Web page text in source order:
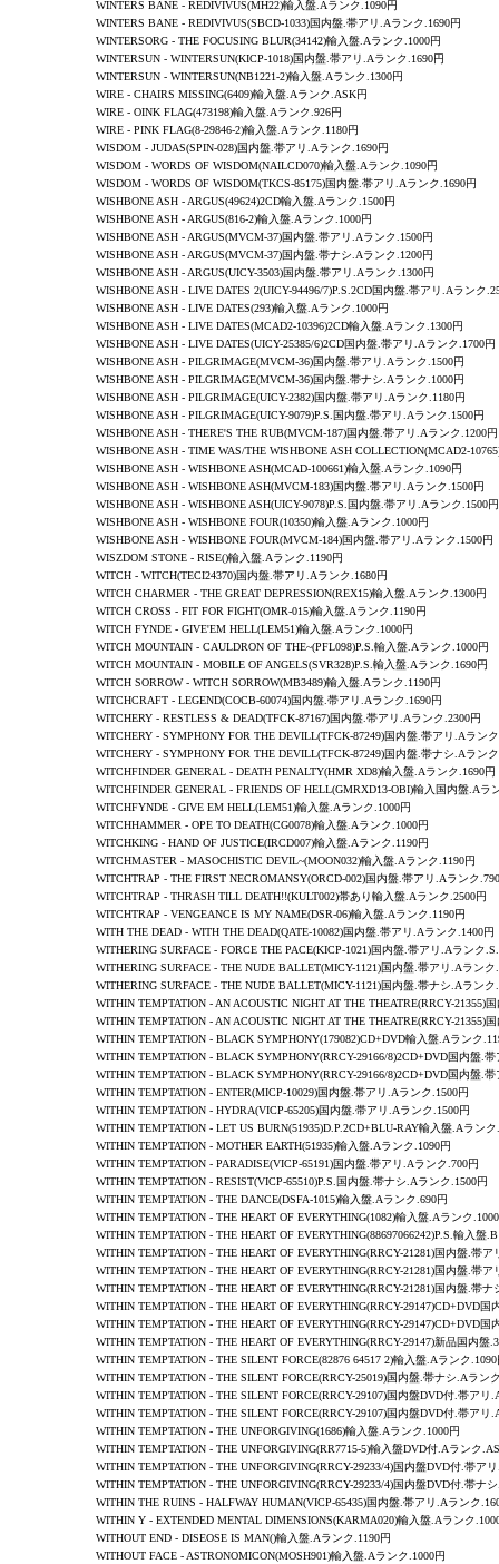
WINTERS BANE - REDIVIVUS(MH22)輸入盤.Aランク.1090円
WINTERS BANE - REDIVIVUS(SBCD-1033)国内盤.帯アリ.Aランク.1690円
WINTERSORG - THE FOCUSING BLUR(34142)輸入盤.Aランク.1000円
WINTERSUN - WINTERSUN(KICP-1018)国内盤.帯アリ.Aランク.1690円
WINTERSUN - WINTERSUN(NB1221-2)輸入盤.Aランク.1300円
WIRE - CHAIRS MISSING(6409)輸入盤.Aランク.ASK円
WIRE - OINK FLAG(473198)輸入盤.Aランク.926円
WIRE - PINK FLAG(8-29846-2)輸入盤.Aランク.1180円
WISDOM - JUDAS(SPIN-028)国内盤.帯アリ.Aランク.1690円
WISDOM - WORDS OF WISDOM(NAILCD070)輸入盤.Aランク.1090円
WISDOM - WORDS OF WISDOM(TKCS-85175)国内盤.帯アリ.Aランク.1690円
WISHBONE ASH - ARGUS(49624)2CD輸入盤.Aランク.1500円
WISHBONE ASH - ARGUS(816-2)輸入盤.Aランク.1000円
WISHBONE ASH - ARGUS(MVCM-37)国内盤.帯アリ.Aランク.1500円
WISHBONE ASH - ARGUS(MVCM-37)国内盤.帯ナシ.Aランク.1200円
WISHBONE ASH - ARGUS(UICY-3503)国内盤.帯アリ.Aランク.1300円
WISHBONE ASH - LIVE DATES 2(UICY-94496/7)P.S.2CD国内盤.帯アリ.Aランク
WISHBONE ASH - LIVE DATES(293)輸入盤.Aランク.1000円
WISHBONE ASH - LIVE DATES(MCAD2-10396)2CD輸入盤.Aランク.1300円
WISHBONE ASH - LIVE DATES(UICY-25385/6)2CD国内盤.帯アリ.Aランク.1700円
WISHBONE ASH - PILGRIMAGE(MVCM-36)国内盤.帯アリ.Aランク.1500円
WISHBONE ASH - PILGRIMAGE(MVCM-36)国内盤.帯ナシ.Aランク.1000円
WISHBONE ASH - PILGRIMAGE(UICY-2382)国内盤.帯アリ.Aランク.1180円
WISHBONE ASH - PILGRIMAGE(UICY-9079)P.S.国内盤.帯アリ.Aランク.1500円
WISHBONE ASH - THERE'S THE RUB(MVCM-187)国内盤.帯アリ.Aランク.1200円
WISHBONE ASH - TIME WAS/THE WISHBONE ASH COLLECTION(MCAD2-
WISHBONE ASH - WISHBONE ASH(MCAD-100661)輸入盤.Aランク.1090円
WISHBONE ASH - WISHBONE ASH(MVCM-183)国内盤.帯アリ.Aランク.1500円
WISHBONE ASH - WISHBONE ASH(UICY-9078)P.S.国内盤.帯アリ.Aランク.1500円
WISHBONE ASH - WISHBONE FOUR(10350)輸入盤.Aランク.1000円
WISHBONE ASH - WISHBONE FOUR(MVCM-184)国内盤.帯アリ.Aランク.1500円
WISZDOM STONE - RISE()輸入盤.Aランク.1190円
WITCH - WITCH(TECI24370)国内盤.帯アリ.Aランク.1680円
WITCH CHARMER - THE GREAT DEPRESSION(REX15)輸入盤.Aランク.1300円
WITCH CROSS - FIT FOR FIGHT(OMR-015)輸入盤.Aランク.1190円
WITCH FYNDE - GIVE'EM HELL(LEM51)輸入盤.Aランク.1000円
WITCH MOUNTAIN - CAULDRON OF THE~(PFL098)P.S.輸入盤.Aランク.1000円
WITCH MOUNTAIN - MOBILE OF ANGELS(SVR328)P.S.輸入盤.Aランク.1690円
WITCH SORROW- WITCH SORROW(MB3489)輸入盤.Aランク.1190円
WITCHCRAFT - LEGEND(COCB-60074)国内盤.帯アリ.Aランク.1690円
WITCHERY - RESTLESS & DEAD(TFCK-87167)国内盤.帯アリ.Aランク.2300円
WITCHERY - SYMPHONY FOR THE DEVILL(TFCK-87249)国内盤.帯アリ.Aラン
WITCHERY - SYMPHONY FOR THE DEVILL(TFCK-87249)国内盤.帯ナシ.Aラン
WITCHFINDER GENERAL - DEATH PENALTY(HMR XD8)輸入盤.Aランク.1690円
WITCHFINDER GENERAL - FRIENDS OF HELL(GMRXD13-OBI)輸入国内盤.Aラ
WITCHFYNDE - GIVE EM HELL(LEM51)輸入盤.Aランク.1000円
WITCHHAMMER - OPE TO DEATH(CG0078)輸入盤.Aランク.1000円
WITCHKING - HAND OF JUSTICE(IRCD007)輸入盤.Aランク.1190円
WITCHMASTER - MASOCHISTIC DEVIL~(MOON032)輸入盤.Aランク.1190円
WITCHTRAP - THE FIRST NECROMANSY(ORCD-002)国内盤.帯アリ.Aランク
WITCHTRAP - THRASH TILL DEATH!!(KULT002)帯あり輸入盤.Aランク.2500円
WITCHTRAP - VENGEANCE IS MY NAME(DSR-06)輸入盤.Aランク.1190円
WITH THE DEAD - WITH THE DEAD(QATE-10082)国内盤.帯アリ.Aランク.1400円
WITHERING SURFACE - FORCE THE PACE(KICP-1021)国内盤.帯アリ.Aランク
WITHERING SURFACE - THE NUDE BALLET(MICY-1121)国内盤.帯アリ.Aランク
WITHERING SURFACE - THE NUDE BALLET(MICY-1121)国内盤.帯ナシ.Aランク
WITHIN TEMPTATION - AN ACOUSTIC NIGHT AT THE THEATRE(RRCY-21355)
WITHIN TEMPTATION - AN ACOUSTIC NIGHT AT THE THEATRE(RRCY-21355)
WITHIN TEMPTATION - BLACK SYMPHONY(179082)CD+DVD輸入盤.Aランク
WITHIN TEMPTATION - BLACK SYMPHONY(RRCY-29166/8)2CD+DVD国内盤.
WITHIN TEMPTATION - BLACK SYMPHONY(RRCY-29166/8)2CD+DVD国内盤.
WITHIN TEMPTATION - ENTER(MICP-10029)国内盤.帯アリ.Aランク.1500円
WITHIN TEMPTATION - HYDRA(VICP-65205)国内盤.帯アリ.Aランク.1500円
WITHIN TEMPTATION - LET US BURN(51935)D.P.2CD+BLU-RAY輸入盤.Aランク
WITHIN TEMPTATION - MOTHER EARTH(51935)輸入盤.Aランク.1090円
WITHIN TEMPTATION - PARADISE(VICP-65191)国内盤.帯アリ.Aランク.700円
WITHIN TEMPTATION - RESIST(VICP-65510)P.S.国内盤.帯ナシ.Aランク.1500円
WITHIN TEMPTATION - THE DANCE(DSFA-1015)輸入盤.Aランク.690円
WITHIN TEMPTATION - THE HEART OF EVERYTHING(1082)輸入盤.Aランク
WITHIN TEMPTATION - THE HEART OF EVERYTHING(88697066242)P.S.輸入盤
WITHIN TEMPTATION - THE HEART OF EVERYTHING(RRCY-21281)国内盤.帯ア
WITHIN TEMPTATION - THE HEART OF EVERYTHING(RRCY-21281)国内盤.帯ア
WITHIN TEMPTATION - THE HEART OF EVERYTHING(RRCY-21281)国内盤.帯ナ
WITHIN TEMPTATION - THE HEART OF EVERYTHING(RRCY-29147)CD+DVD国
WITHIN TEMPTATION - THE HEART OF EVERYTHING(RRCY-29147)CD+DVD国
WITHIN TEMPTATION - THE HEART OF EVERYTHING(RRCY-29147)新品国内盤
WITHIN TEMPTATION - THE SILENT FORCE(82876 64517 2)輸入盤.Aランク.1090
WITHIN TEMPTATION - THE SILENT FORCE(RRCY-25019)国内盤.帯ナシ.Aラン
WITHIN TEMPTATION - THE SILENT FORCE(RRCY-29107)国内盤DVD付.帯アリ
WITHIN TEMPTATION - THE SILENT FORCE(RRCY-29107)国内盤DVD付.帯アリ
WITHIN TEMPTATION - THE UNFORGIVING(1686)輸入盤.Aランク.1000円
WITHIN TEMPTATION - THE UNFORGIVING(RR7715-5)輸入盤DVD付.Aランク
WITHIN TEMPTATION - THE UNFORGIVING(RRCY-29233/4)国内盤DVD付.帯ア
WITHIN TEMPTATION - THE UNFORGIVING(RRCY-29233/4)国内盤DVD付.帯ナ
WITHIN THE RUINS - HALFWAY HUMAN(VICP-65435)国内盤.帯アリ.Aランク
WITHIN Y - EXTENDED MENTAL DIMENSIONS(KARMA020)輸入盤.Aランク
WITHOUT END - DISEOSE IS MAN()輸入盤.Aランク.1190円
WITHOUT FACE - ASTRONOMICON(MOSH901)輸入盤.Aランク.1000円